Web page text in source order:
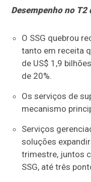
Desempenho no
O SSG quebrou
tanto em receita
de US$ 1,9
de 20%.
Os serviços de
mecanismo
Serviços
soluções
trimestre, juntos
SSG, até três